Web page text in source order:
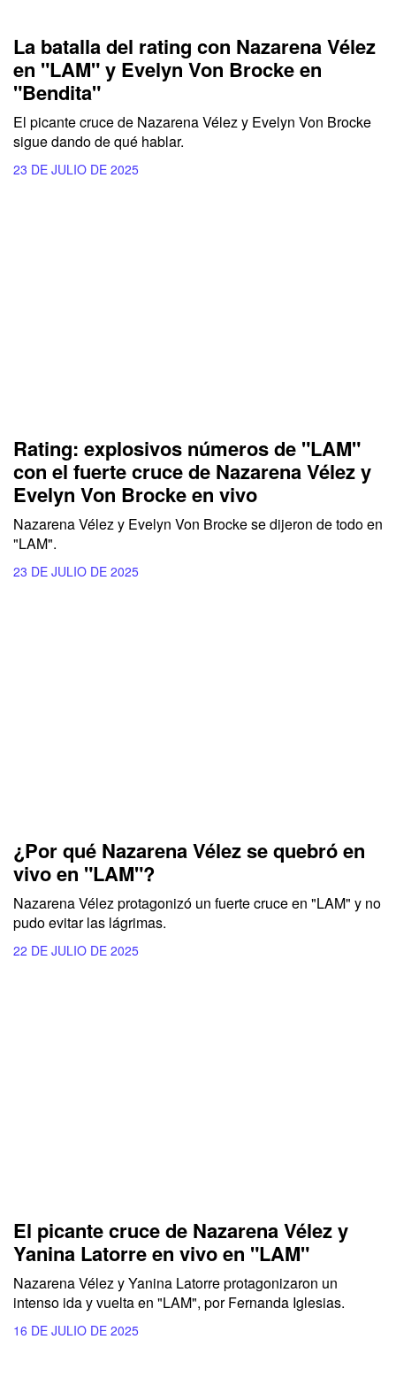
La batalla del rating con Nazarena Vélez
en "LAM" y Evelyn Von Brocke en
"Bendita"
El picante cruce de Nazarena Vélez y Evelyn Von Brocke
sigue dando de qué hablar.
23 DE JULIO DE 2025
Rating: explosivos números de "LAM"
con el fuerte cruce de Nazarena Vélez y
Evelyn Von Brocke en vivo
Nazarena Vélez y Evelyn Von Brocke se dijeron de todo en
"LAM".
23 DE JULIO DE 2025
¿Por qué Nazarena Vélez se quebró en
vivo en "LAM"?
Nazarena Vélez protagonizó un fuerte cruce en "LAM" y no
pudo evitar las lágrimas.
22 DE JULIO DE 2025
El picante cruce de Nazarena Vélez y
Yanina Latorre en vivo en "LAM"
Nazarena Vélez y Yanina Latorre protagonizaron un
intenso ida y vuelta en "LAM", por Fernanda Iglesias.
16 DE JULIO DE 2025